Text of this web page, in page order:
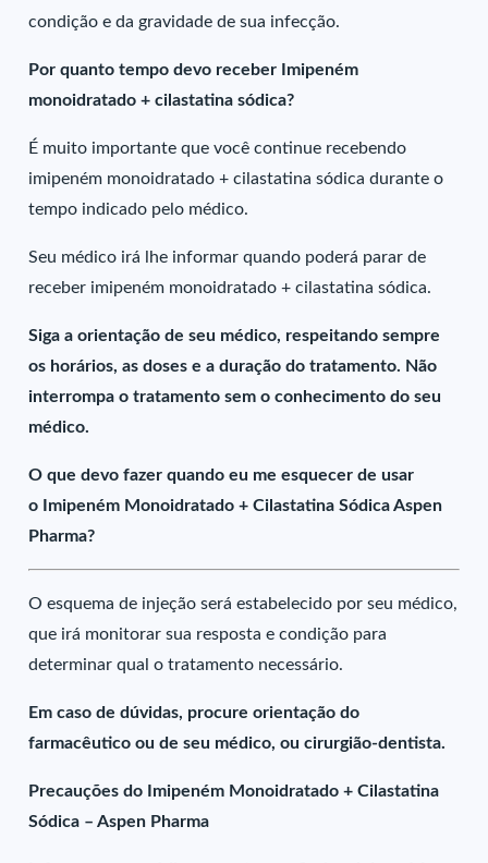
condição e da gravidade de sua infecção.
Por quanto tempo devo receber Imipeném
monoidratado + cilastatina sódica?
É muito importante que você continue recebendo
imipeném monoidratado + cilastatina sódica durante o
tempo indicado pelo médico.
Seu médico irá lhe informar quando poderá parar de
receber imipeném monoidratado + cilastatina sódica.
Siga a orientação de seu médico, respeitando sempre
os horários, as doses e a duração do tratamento. Não
interrompa o tratamento sem o conhecimento do seu
médico.
O que devo fazer quando eu me esquecer de usar
o Imipeném Monoidratado + Cilastatina Sódica Aspen
Pharma?
O esquema de injeção será estabelecido por seu médico,
que irá monitorar sua resposta e condição para
determinar qual o tratamento necessário.
Em caso de dúvidas, procure orientação do
farmacêutico ou de seu médico, ou cirurgião-dentista.
Precauções do Imipeném Monoidratado + Cilastatina
Sódica – Aspen Pharma